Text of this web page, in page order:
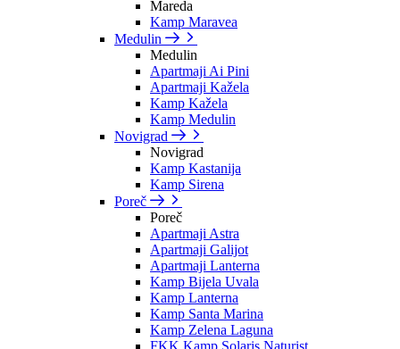
Mareda
Kamp Maravea
Medulin
Medulin
Apartmaji Ai Pini
Apartmaji Kažela
Kamp Kažela
Kamp Medulin
Novigrad
Novigrad
Kamp Kastanija
Kamp Sirena
Poreč
Poreč
Apartmaji Astra
Apartmaji Galijot
Apartmaji Lanterna
Kamp Bijela Uvala
Kamp Lanterna
Kamp Santa Marina
Kamp Zelena Laguna